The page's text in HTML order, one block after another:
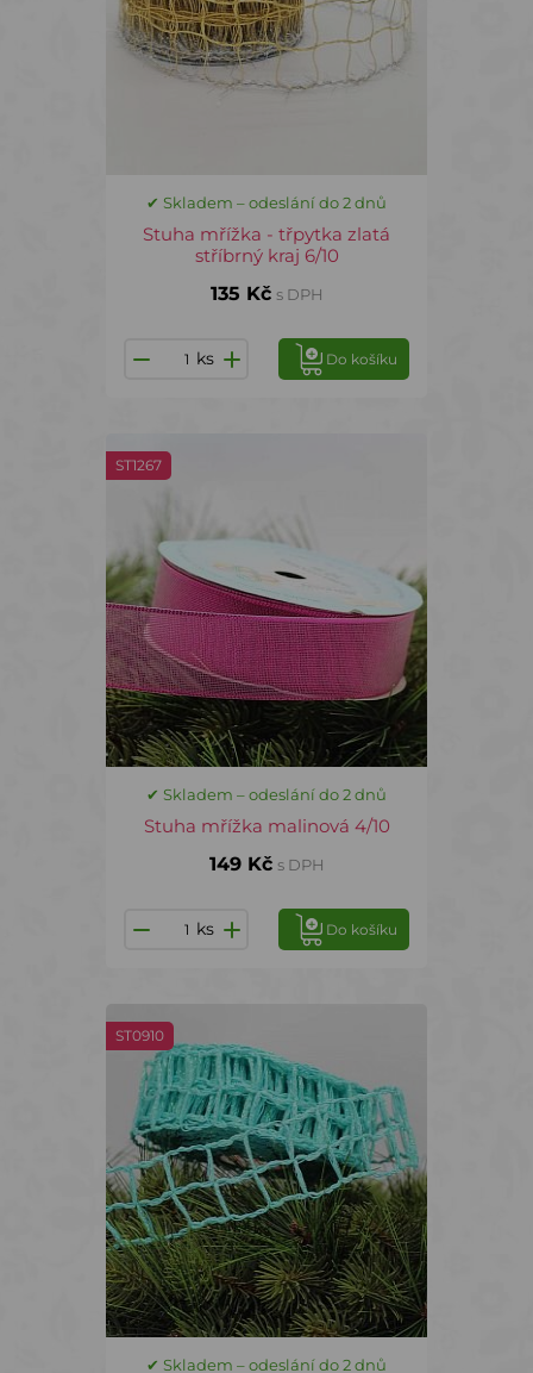
✔ Skladem – odeslání do 2 dnů
Stuha mřížka - třpytka zlatá
stříbrný kraj 6/10
135 Kč s DPH
ks Do košíku
ST1267
✔ Skladem – odeslání do 2 dnů
Stuha mřížka malinová 4/10
149 Kč s DPH
ks Do košíku
ST0910
✔ Skladem – odeslání do 2 dnů